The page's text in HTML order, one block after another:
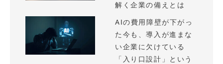
解く企業の備えとは
AIの費用障壁が下がっ
た今も、導入が進まな
い企業に欠けている
「入り口設計」という